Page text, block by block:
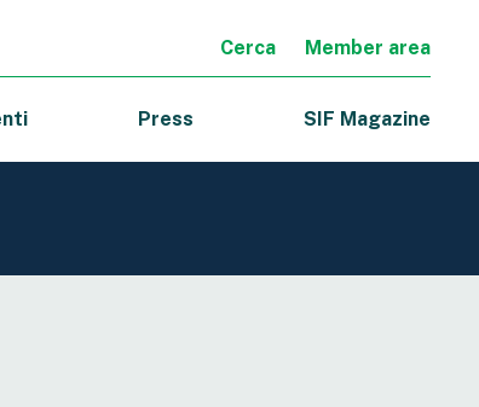
Cerca Member area
Press SIF Magazine